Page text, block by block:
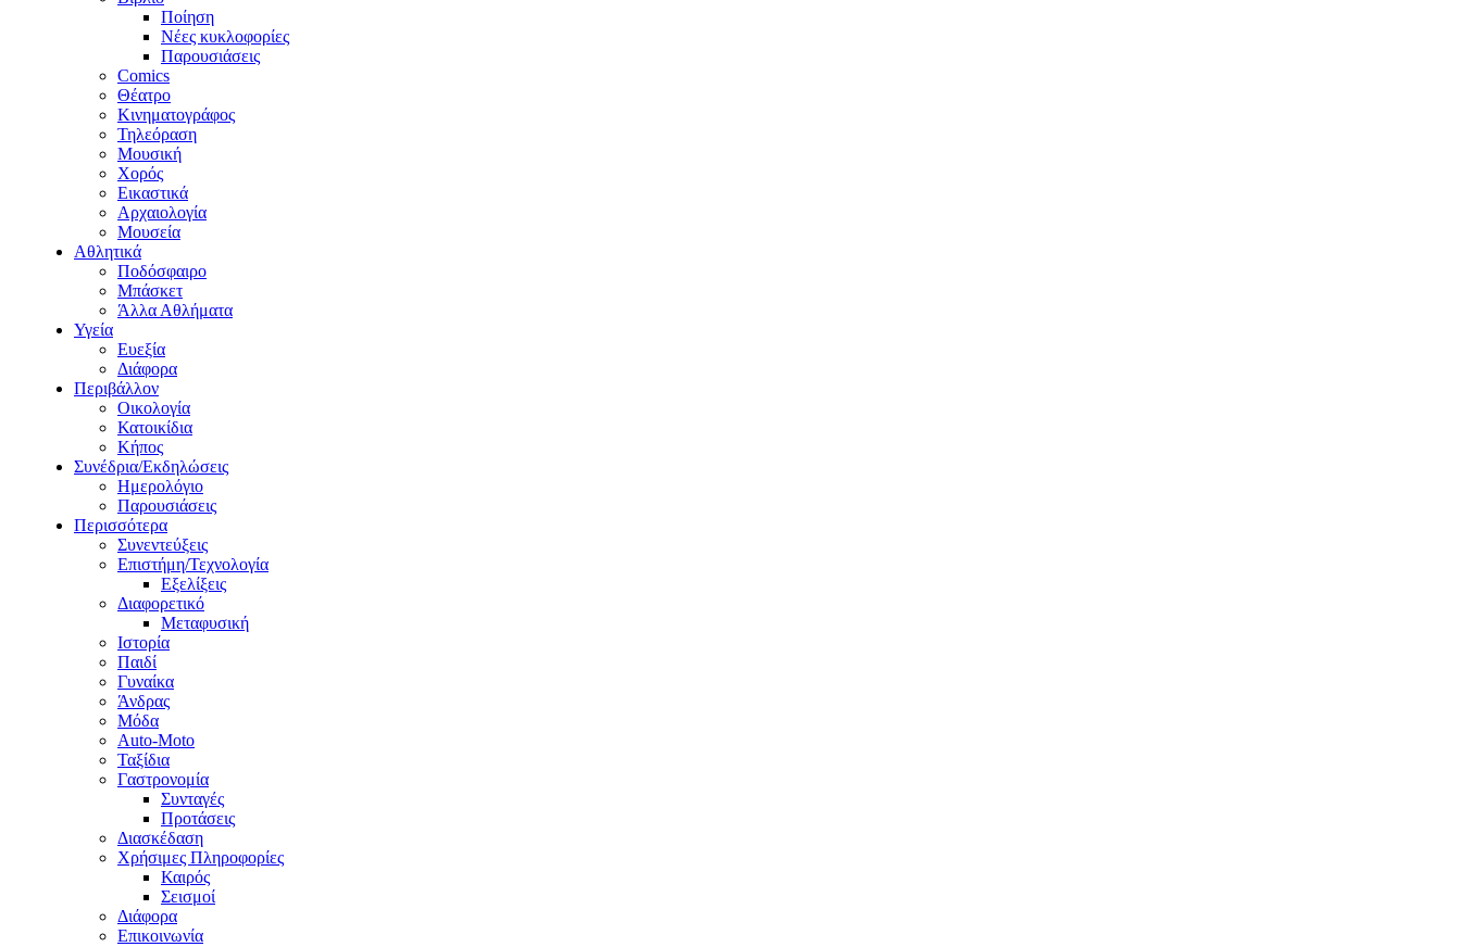
Ποίηση
Νέες κυκλοφορίες
Παρουσιάσεις
Comics
Θέατρο
Κινηματογράφος
Τηλεόραση
Μουσική
Χορός
Εικαστικά
Αρχαιολογία
Μουσεία
Αθλητικά
Ποδόσφαιρο
Μπάσκετ
Άλλα Αθλήματα
Υγεία
Ευεξία
Διάφορα
Περιβάλλον
Οικολογία
Κατοικίδια
Κήπος
Συνέδρια/Εκδηλώσεις
Ημερολόγιο
Παρουσιάσεις
Περισσότερα
Συνεντεύξεις
Επιστήμη/Τεχνολογία
Εξελίξεις
Διαφορετικό
Μεταφυσική
Ιστορία
Παιδί
Γυναίκα
Άνδρας
Μόδα
Auto-Moto
Ταξίδια
Γαστρονομία
Συνταγές
Προτάσεις
Διασκέδαση
Χρήσιμες Πληροφορίες
Καιρός
Σεισμοί
Διάφορα
Επικοινωνία